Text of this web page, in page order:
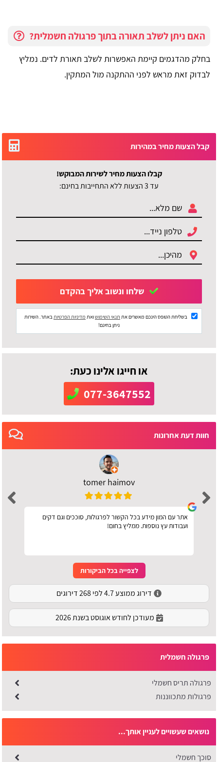
האם ניתן לשלב תאורה בתוך פרגולה חשמלית?
בחלק מהדגמים קיימת האפשרות לשלב תאורת לדים. נמליץ
לבדוק זאת מראש לפני ההתקנה מול המתקין.
קבל הצעות מחיר במהירות
קבלו הצעות מחיר לשירות המבוקש!
עד 3 הצעות ללא התחייבות בחינם:
בשליחת הטופס הינכם מאשרים את תנאי השימושואת מדיניות הפרטיות באתר. השירות
ניתן בחינם!
או חייגו אלינו כעת:
077-3647552
חוות דעת אחרונות
tomer haimov
אתר עם המון מידע בכל הקשור לפרגולות, סוככים וגם דקים
ועבודות עץ נוספות. ממליץ בחום!
לצפייה בכל הביקורות
דירוג ממוצע 4.7 לפי 268 דירוגים
מעודכן לחודש אוגוסט בשנת 2026
פרגולה חשמלית
פרגולה תריס חשמלי
פרגולות מתכווננות
נושאים שעשויים לעניין אותך...
סוכך חשמלי